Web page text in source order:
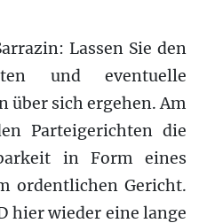
Lassen Sie den
und eventuelle
über sich ergehen. Am
Parteigerichten die
in Form eines
ordentlichen Gericht.
hier wieder eine lange